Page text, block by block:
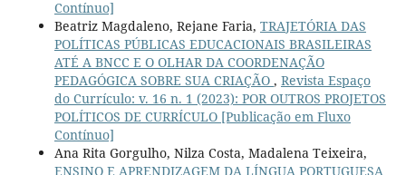
Contínuo]
Beatriz Magdaleno, Rejane Faria, TRAJETÓRIA DAS
POLÍTICAS PÚBLICAS EDUCACIONAIS BRASILEIRAS
ATÉ A BNCC E O OLHAR DA COORDENAÇÃO
PEDAGÓGICA SOBRE SUA CRIAÇÃO , Revista Espaço
do Currículo: v. 16 n. 1 (2023): POR OUTROS PROJETOS
POLÍTICOS DE CURRÍCULO [Publicação em Fluxo
Contínuo]
Ana Rita Gorgulho, Nilza Costa, Madalena Teixeira,
ENSINO E APRENDIZAGEM DA LÍNGUA PORTUGUESA